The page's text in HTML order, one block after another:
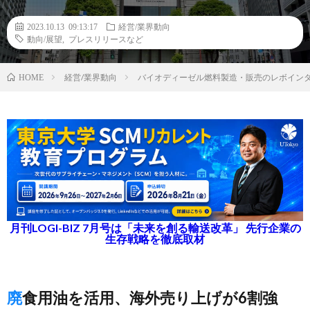
2023.10.13 09:13:17
経営/業界動向
動向/展望
プレスリリースなど
HOME 経営/業界動向 バイオディーゼル燃料製造・販売のレボイン
月刊LOGI-BIZ 7月号は「未来を創る輸送改革」 先行企業の
生存戦略を徹底取材
廃食用油を活用、海外売り上げが6割強